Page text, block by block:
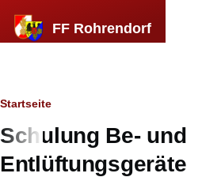
FF Rohrendorf
Breadcrumb
Startseite
Schulung Be- und
Entlüftungsgeräte